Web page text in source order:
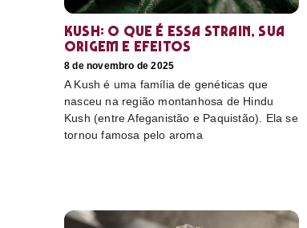
Kush: o que é essa strain, sua
origem e efeitos
8 de novembro de 2025
A Kush é uma família de genéticas que
nasceu na região montanhosa de Hindu
Kush (entre Afeganistão e Paquistão). Ela se
tornou famosa pelo aroma